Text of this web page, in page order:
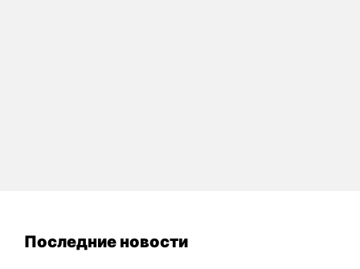
Последние новости